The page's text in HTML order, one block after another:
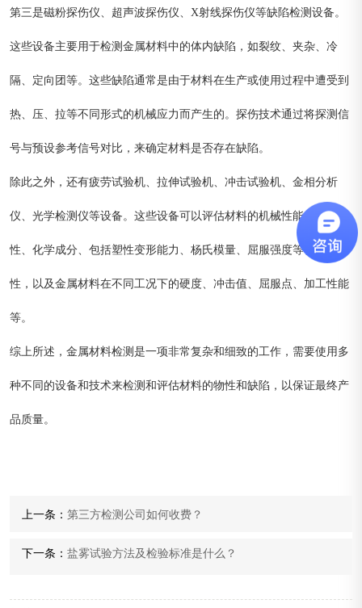
第三是磁粉探伤仪、超声波探伤仪、X射线探伤仪等缺陷检测设备。
这些设备主要用于检测金属材料中的体内缺陷，如裂纹、夹杂、冷
隔、定向团等。这些缺陷通常是由于材料在生产或使用过程中遭受到
热、压、拉等不同形式的机械应力而产生的。探伤技术通过将探测信
号与预设参考信号对比，来确定材料是否存在缺陷。
除此之外，还有疲劳试验机、拉伸试验机、冲击试验机、金相分析
仪、光学检测仪等设备。这些设备可以评估材料的机械性能、耐久
性、化学成分、包括塑性变形能力、杨氏模量、屈服强度等物理特
性，以及金属材料在不同工况下的硬度、冲击值、屈服点、加工性能
等。
综上所述，金属材料检测是一项非常复杂和细致的工作，需要使用多
种不同的设备和技术来检测和评估材料的物性和缺陷，以保证最终产
品质量。
上一条： 第三方检测公司如何收费？
下一条： 盐雾试验方法及检验标准是什么？